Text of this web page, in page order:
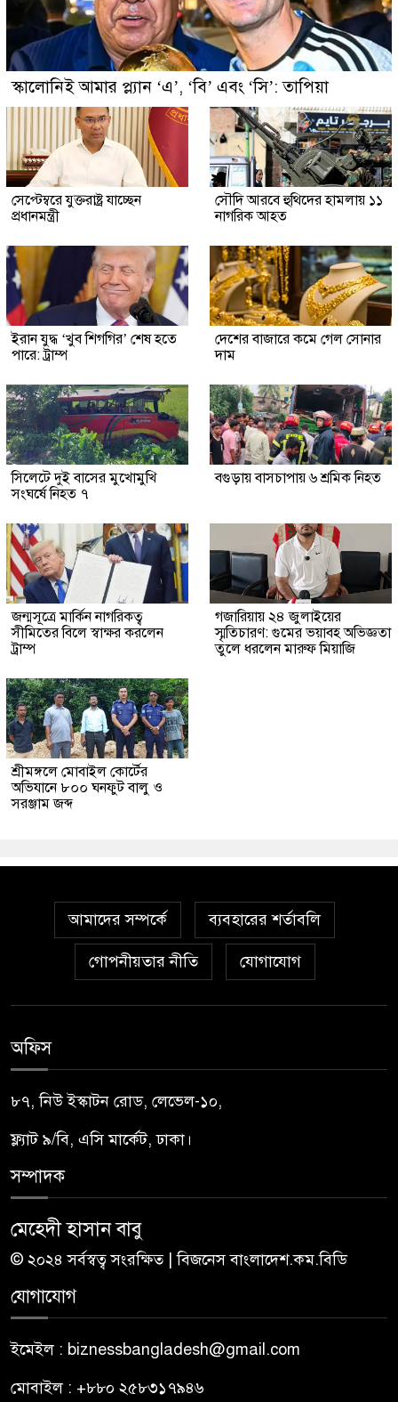
স্কালোনিই আমার প্ল্যান ‘এ’, ‘বি’ এবং ‘সি’: তাপিয়া
সেপ্টেম্বরে যুক্তরাষ্ট্র যাচ্ছেন
প্রধানমন্ত্রী
সৌদি আরবে হুথিদের হামলায় ১১
নাগরিক আহত
ইরান যুদ্ধ ‘খুব শিগগির’ শেষ হতে
পারে: ট্রাম্প
দেশের বাজারে কমে গেল সোনার
দাম
সিলেটে দুই বাসের মুখোমুখি
সংঘর্ষে নিহত ৭
বগুড়ায় বাসচাপায় ৬ শ্রমিক নিহত
জন্মসূত্রে মার্কিন নাগরিকত্ব
সীমিতের বিলে স্বাক্ষর করলেন
ট্রাম্প
গজারিয়ায় ২৪ জুলাইয়ের
স্মৃতিচারণ: গুমের ভয়াবহ অভিজ্ঞতা
তুলে ধরলেন মারুফ মিয়াজি
শ্রীমঙ্গলে মোবাইল কোর্টের
অভিযানে ৮০০ ঘনফুট বালু ও
সরঞ্জাম জব্দ
আমাদের সম্পর্কে ব্যবহারের শর্তাবলি
গোপনীয়তার নীতি যোগাযোগ
অফিস
৮৭, নিউ ইস্কাটন রোড, লেভেল-১০,
ফ্ল্যাট ৯/বি, এসি মার্কেট, ঢাকা।
সম্পাদক
মেহেদী হাসান বাবু
© ২০২৪ সর্বস্বত্ব সংরক্ষিত | বিজনেস বাংলাদেশ.কম.বিডি
যোগাযোগ
ইমেইল : biznessbangladesh@gmail.com
মোবাইল : +৮৮০ ২৫৮৩১৭৯৪৬